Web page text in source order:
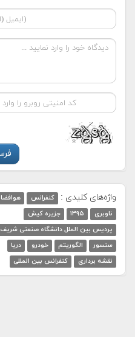
واژه‌های کلیدی : کنفرانس هوافضا
ناوبری
۱۳۹۵
جزیره کیش
پردیس بین الملل دانشگاه صنعتی شریف
سنسور
الگوریتم خودرو
دریا
نقشه برداری
کنفرانس بین المللی